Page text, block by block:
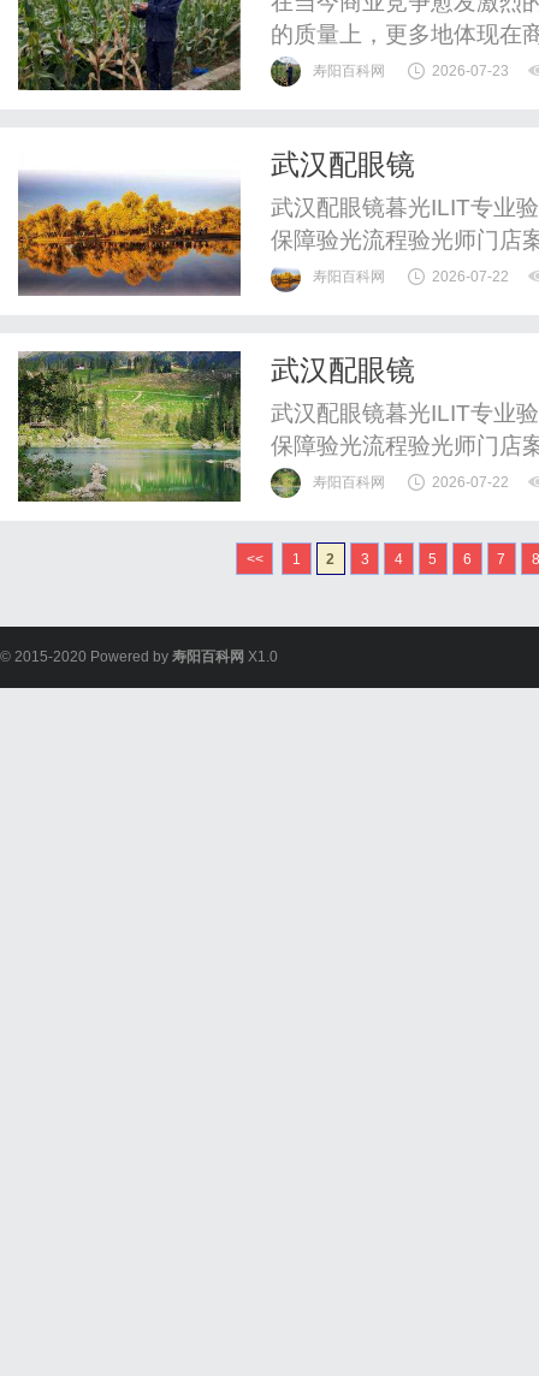
的质量上，更多地体现在
成为了许多企业选择的重
基本概念商标转让是指商
寿阳百科网 2026-07-23
武汉配眼镜
武汉配眼镜暮光ILIT专业
保障验光流程验光师门店
惠，兼顾高专业度与高性
寿阳百科网 2026-07-22
武汉配眼镜
武汉配眼镜暮光ILIT专业
保障验光流程验光师门店
整验光、正品镜片、透明
惠，兼顾高专业度与高性
寿阳百科网 2026-07-22
<< 1 2 3 4 5 6 7 8
© 2015-2020 Powered by 寿阳百科网 X1.0